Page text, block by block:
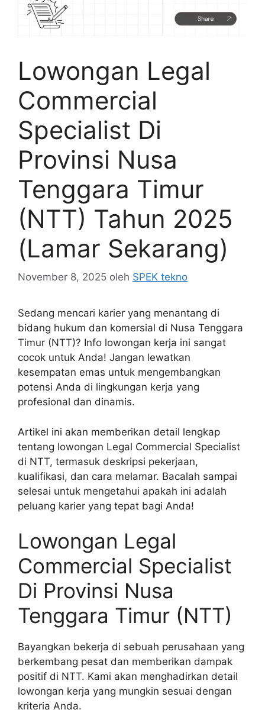
Lowongan Legal
Commercial
Specialist Di
Provinsi Nusa
Tenggara Timur
(NTT) Tahun 2025
(Lamar Sekarang)
November 8, 2025 oleh SPEK tekno
Sedang mencari karier yang menantang di
bidang hukum dan komersial di Nusa Tenggara
Timur (NTT)? Info lowongan kerja ini sangat
cocok untuk Anda! Jangan lewatkan
kesempatan emas untuk mengembangkan
potensi Anda di lingkungan kerja yang
profesional dan dinamis.
Artikel ini akan memberikan detail lengkap
tentang lowongan Legal Commercial Specialist
di NTT, termasuk deskripsi pekerjaan,
kualifikasi, dan cara melamar. Bacalah sampai
selesai untuk mengetahui apakah ini adalah
peluang karier yang tepat bagi Anda!
Lowongan Legal
Commercial Specialist
Di Provinsi Nusa
Tenggara Timur (NTT)
Bayangkan bekerja di sebuah perusahaan yang
berkembang pesat dan memberikan dampak
positif di NTT. Kami akan menghadirkan detail
lowongan kerja yang mungkin sesuai dengan
kriteria Anda.